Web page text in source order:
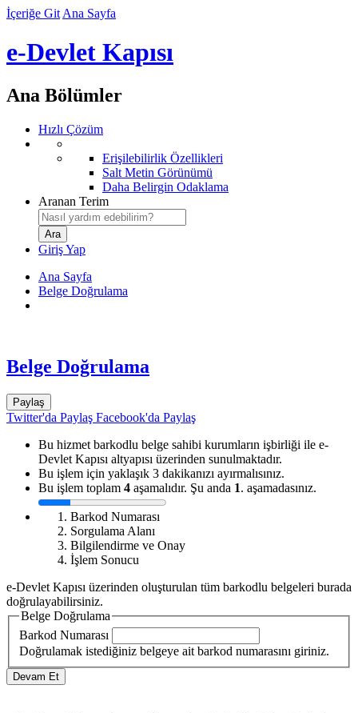
İçeriğe Git Ana Sayfa
e-Devlet Kapısı
Ana Bölümler
Hızlı Çözüm
Erişilebilirlik Özellikleri
Salt Metin Görünümü
Daha Belirgin Odaklama
Aranan Terim
Giriş Yap
Ana Sayfa
Belge Doğrulama
Belge Doğrulama
Paylaş
Twitter'da Paylaş Facebook'da Paylaş
Bu hizmet barkodlu belge sahibi kurumların işbirliği ile e-
Devlet Kapısı altyapısı üzerinden sunulmaktadır.
Bu işlem için yaklaşık 3 dakikanızı ayırmalısınız.
Bu işlem toplam 4 aşamalıdır. Şu anda 1. aşamadasınız.
Barkod Numarası
Sorgulama Alanı
Bilgilendirme ve Onay
İşlem Sonucu
e-Devlet Kapısı üzerinden oluşturulan tüm barkodlu belgeleri burada
doğrulayabilirsiniz.
Belge Doğrulama
Barkod Numarası
Doğrulamak istediğiniz belgeye ait barkod numarasını giriniz.